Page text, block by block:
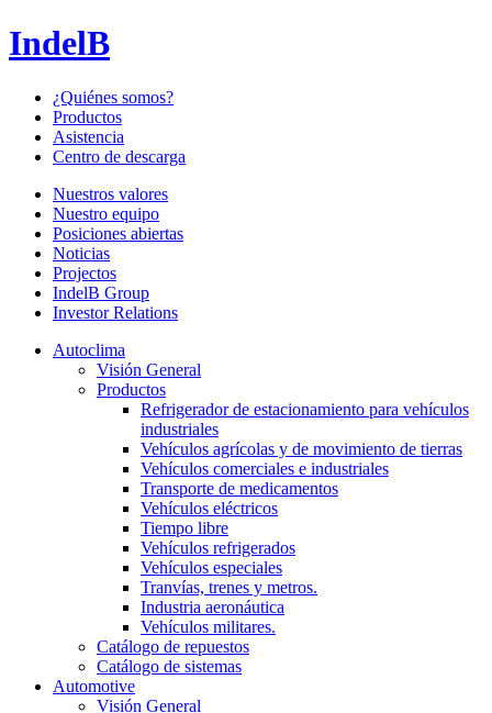
IndelB
¿Quiénes somos?
Productos
Asistencia
Centro de descarga
Nuestros valores
Nuestro equipo
Posiciones abiertas
Noticias
Projectos
IndelB Group
Investor Relations
Autoclima
Visión General
Productos
Refrigerador de estacionamiento para vehículos
industriales
Vehículos agrícolas y de movimiento de tierras
Vehículos comerciales e industriales
Transporte de medicamentos
Vehículos eléctricos
Tiempo libre
Vehículos refrigerados
Vehículos especiales
Tranvías, trenes y metros.
Industria aeronáutica
Vehículos militares.
Catálogo de repuestos
Catálogo de sistemas
Automotive
Visión General